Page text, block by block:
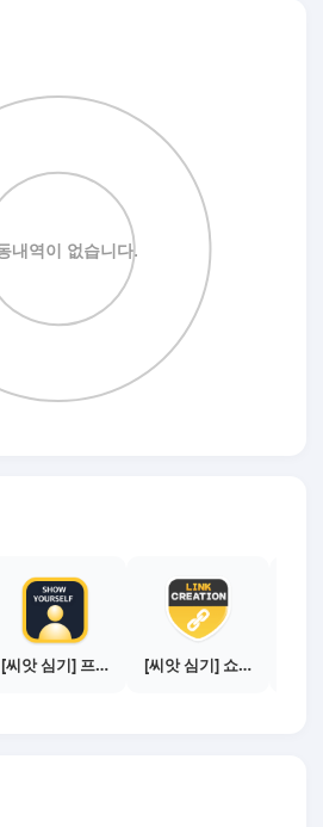
[씨앗 심기] 프로필 사진 등록하기 [씨앗 심기] 쇼핑몰 링크 발급하기 - 제휴몰 3곳